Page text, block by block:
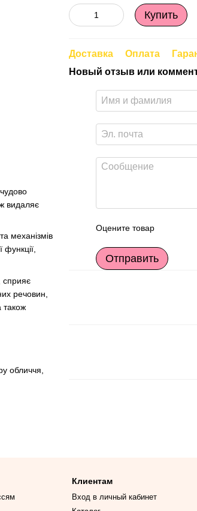
видаляє
механізмів
функції,
сприяє
речовин,
також
обличчя,
Купить
Доставка Оплата
Новый отзыв или
Оцените товар
Отправить
Клиентам
Вход в личный кабинет